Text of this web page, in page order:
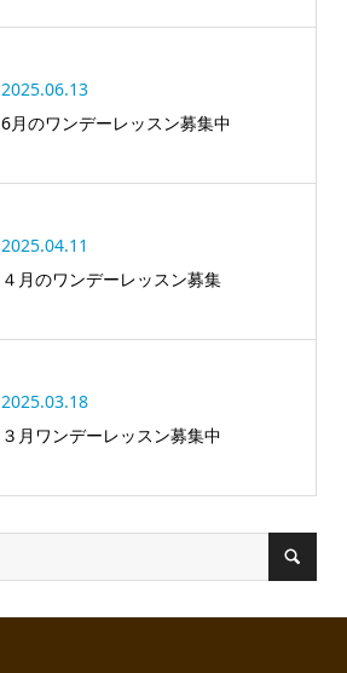
2025.06.13
6月のワンデーレッスン募集中
2025.04.11
４月のワンデーレッスン募集
2025.03.18
３月ワンデーレッスン募集中